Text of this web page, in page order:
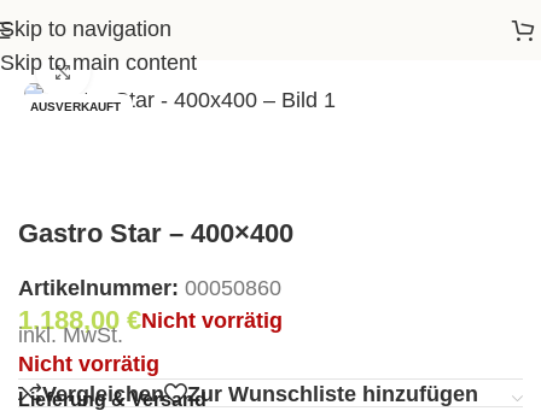
Skip to navigation
Skip to main content
>Garten> Sonnenschirme
AUSVERKAUFT
Klick zum Vergrößern
Gastro Star – 400×400
Artikelnummer: 00050860
1.188,00 €Nicht vorrätig
inkl. MwSt.
Nicht vorrätig
Vergleichen
Zur Wunschliste hinzufügen
Lieferung & Versand